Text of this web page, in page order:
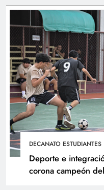
DECANATO ESTUDIANTES
Deporte e
corona campeón